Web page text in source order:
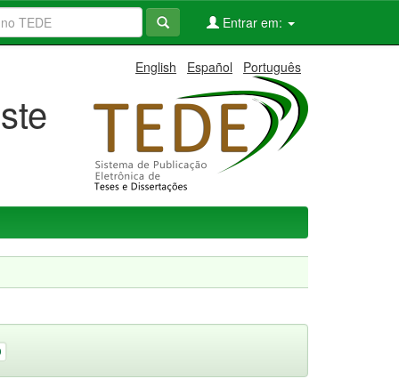
Entrar em:
English Español Português